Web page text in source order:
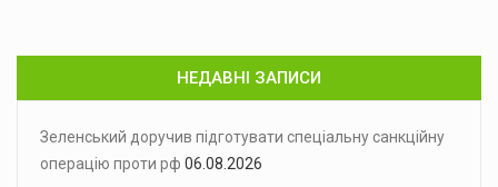
НЕДАВНІ ЗАПИСИ
Зеленський доручив підготувати спеціальну санкційну
операцію проти рф 06.08.2026